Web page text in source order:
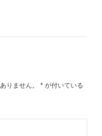
りません。 *が付いている